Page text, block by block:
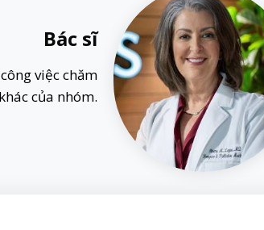
Bác sĩ
việc chăm
của nhóm.